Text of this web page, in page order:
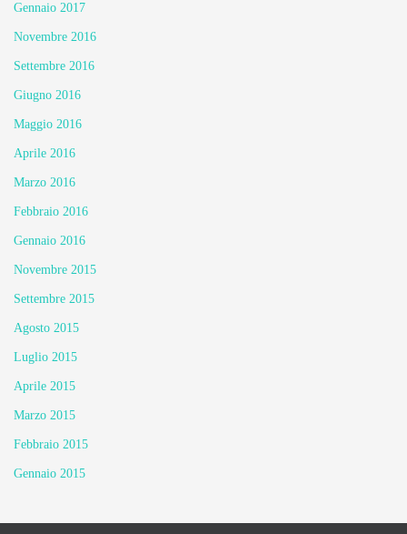
Gennaio 2017
Novembre 2016
Settembre 2016
Giugno 2016
Maggio 2016
Aprile 2016
Marzo 2016
Febbraio 2016
Gennaio 2016
Novembre 2015
Settembre 2015
Agosto 2015
Luglio 2015
Aprile 2015
Marzo 2015
Febbraio 2015
Gennaio 2015